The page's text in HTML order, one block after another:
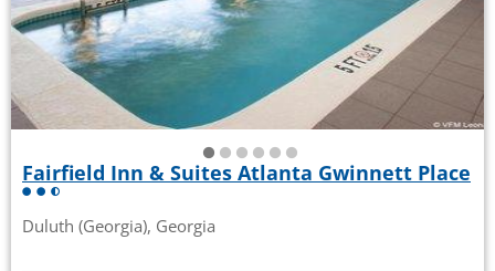
Fairfield Inn & Suites Atlanta Gwinnett Place
Duluth (Georgia), Georgia